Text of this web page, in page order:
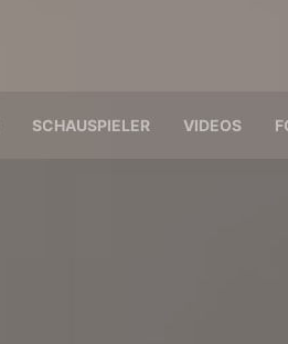
SCHAUSPIELER VIDEOS